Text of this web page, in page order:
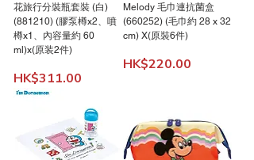
花旅行分裝瓶套裝 (白)
(881210) (膠泵樽x2、噴
樽x1、內容量約 60
ml)x(原装2件)
價格
HK$311.00
Melody 毛巾連抗菌盒
(660252) (毛巾約 28 x 32
cm) X(原裝6件)
價格
HK$220.00